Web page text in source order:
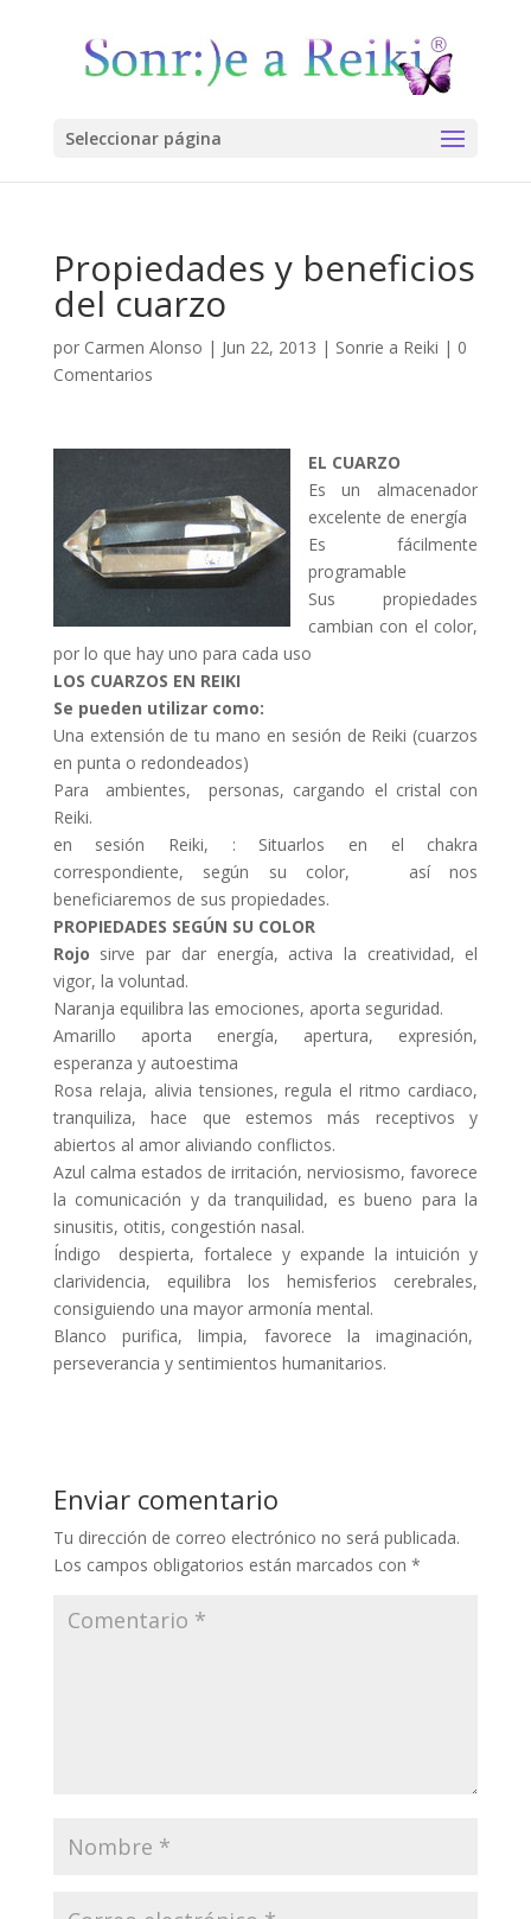
Seleccionar página
Propiedades y beneficios
del cuarzo
por Carmen Alonso | Jun 22, 2013 | Sonrie a Reiki | 0
Comentarios
EL CUARZO
Es un almacenador
excelente de energía
Es fácilmente
programable
Sus propiedades
cambian con el color,
por lo que hay uno para cada uso
LOS CUARZOS EN REIKI
Se pueden utilizar como:
Una extensión de tu mano en sesión de Reiki (cuarzos
en punta o redondeados)
Para ambientes, personas, cargando el cristal con
Reiki.
en sesión Reiki, : Situarlos en el chakra
correspondiente, según su color, así nos
beneficiaremos de sus propiedades.
PROPIEDADES SEGÚN SU COLOR
Rojo sirve par dar energía, activa la creatividad, el
vigor, la voluntad.
Naranja equilibra las emociones, aporta seguridad.
Amarillo aporta energía, apertura, expresión,
esperanza y autoestima
Rosa relaja, alivia tensiones, regula el ritmo cardiaco,
tranquiliza, hace que estemos más receptivos y
abiertos al amor aliviando conflictos.
Azul calma estados de irritación, nerviosismo, favorece
la comunicación y da tranquilidad, es bueno para la
sinusitis, otitis, congestión nasal.
Índigo despierta, fortalece y expande la intuición y
clarividencia, equilibra los hemisferios cerebrales,
consiguiendo una mayor armonía mental.
Blanco purifica, limpia, favorece la imaginación,
perseverancia y sentimientos humanitarios.
Enviar comentario
Tu dirección de correo electrónico no será publicada.
Los campos obligatorios están marcados con *